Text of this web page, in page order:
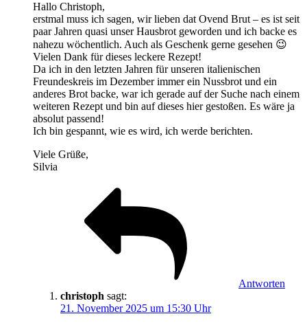
Hallo Christoph,
erstmal muss ich sagen, wir lieben dat Ovend Brut – es ist seit
paar Jahren quasi unser Hausbrot geworden und ich backe es
nahezu wöchentlich. Auch als Geschenk gerne gesehen 😉
Vielen Dank für dieses leckere Rezept!
Da ich in den letzten Jahren für unseren italienischen
Freundeskreis im Dezember immer ein Nussbrot und ein
anderes Brot backe, war ich gerade auf der Suche nach einem
weiteren Rezept und bin auf dieses hier gestoßen. Es wäre ja
absolut passend!
Ich bin gespannt, wie es wird, ich werde berichten.
Viele Grüße,
Silvia
Antworten
christoph sagt:
21. November 2025 um 15:30 Uhr